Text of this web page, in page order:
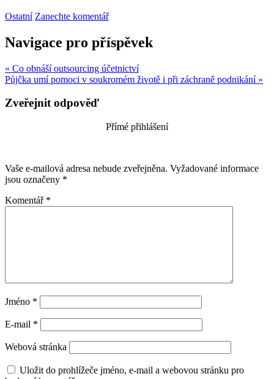
Ostatní Zanechte komentář
Navigace pro příspěvek
« Co obnáší outsourcing účetnictví
Půjčka umí pomoci v soukromém životě i při záchraně podnikání »
Zveřejnit odpověď
Přímé přihlášení
Vaše e-mailová adresa nebude zveřejněna. Vyžadované informace
jsou označeny *
Komentář *
Jméno *
E-mail *
Webová stránka
Uložit do prohlížeče jméno, e-mail a webovou stránku pro